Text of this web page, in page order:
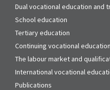
Dual vocational education and
School education
Tertiary education
Continuing vocational
The labour market and
International vocational
Publications